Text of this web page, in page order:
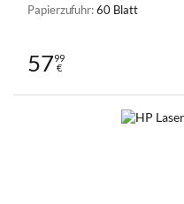
Papierzufuhr:60 Blatt
5799
€